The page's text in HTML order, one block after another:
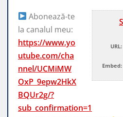
URL:
Embed:
Abonează-te
la canalul meu:
https://www.yo
utube.com/cha
nnel/UCMiMW
OxP_9epw2HkX
BQUr2g/?
sub_confirmation=1